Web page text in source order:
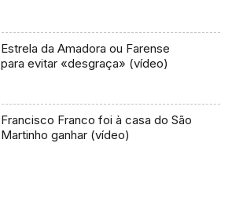
Estrela da Amadora ou Farense
para evitar «desgraça» (vídeo)
Francisco Franco foi à casa do São
Martinho ganhar (vídeo)